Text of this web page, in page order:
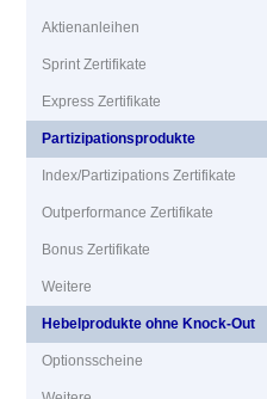
Aktienanleihen
Sprint Zertifikate
Express Zertifikate
Partizipationsprodukte
Index/Partizipations Zertifikate
Outperformance Zertifikate
Bonus Zertifikate
Weitere
Hebelprodukte ohne Knock-Out
Optionsscheine